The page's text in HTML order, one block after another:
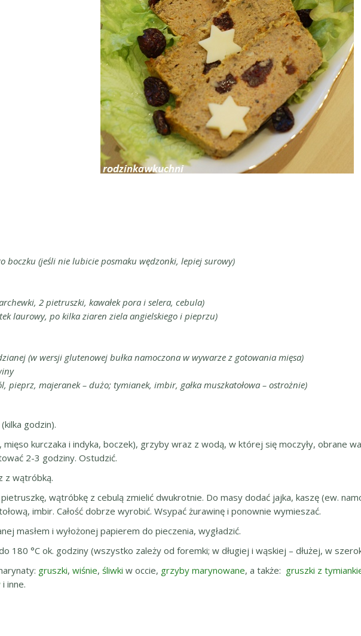
boczku (jeśli nie lubicie posmaku wędzonki, lepiej surowy)
2 pietruszki, kawałek pora i selera, cebula)
laurowy, po kilka ziaren ziela angielskiego i pieprzu)
(w wersji glutenowej bułka namoczona w wywarze z gotowania mięsa)
pieprz, majeranek – dużo; tymianek, imbir, gałka muszkatołowa – ostrożnie)
godzin).
mięso kurczaka i indyka, boczek), grzyby wraz z wodą, w której się moczyły, obrane
2-3 godziny. Ostudzić.
z wątróbką.
wątróbkę z cebulą zmielić dwukrotnie. Do masy dodać jajka, kaszę (ew.
imbir. Całość dobrze wyrobić. Wsypać żurawinę i ponownie wymieszać.
masłem i wyłożonej papierem do pieczenia, wygładzić.
180 °C ok. godziny (wszystko zależy od foremki; w długiej i wąskiej – dłużej, w
gruszki, wiśnie, śliwki w occie, grzyby marynowane, a także: gruszki z
i inne.